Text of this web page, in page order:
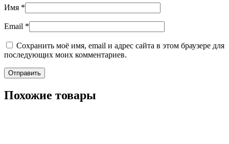
Имя *
Email *
Сохранить моё имя, email и адрес сайта в этом браузере для
последующих моих комментариев.
Похожие товары